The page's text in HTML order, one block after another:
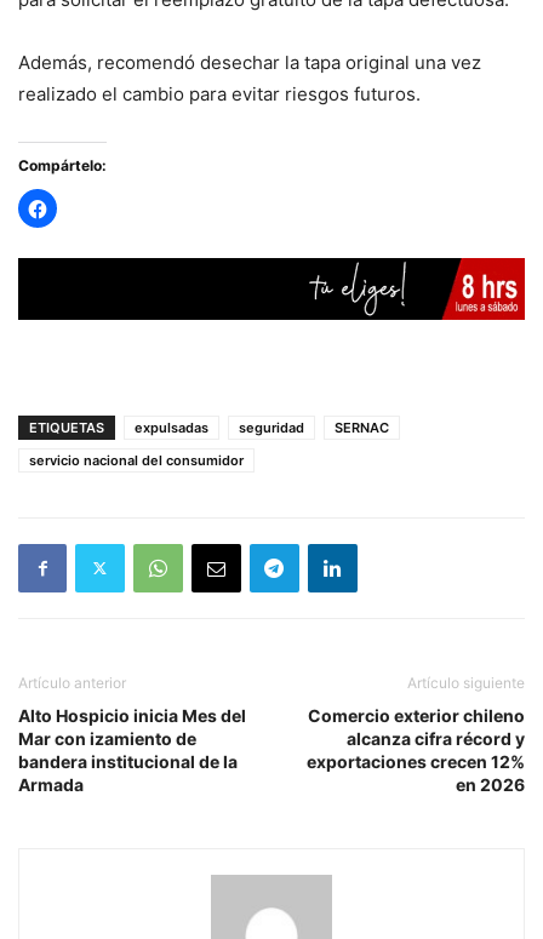
Además, recomendó desechar la tapa original una vez
realizado el cambio para evitar riesgos futuros.
Compártelo:
ETIQUETAS expulsadas seguridad
SERNAC
servicio nacional del consumidor
Artículo anterior
Alto Hospicio inicia Mes del
Mar con izamiento de
bandera institucional de la
Armada
Artículo siguiente
Comercio exterior chileno
alcanza cifra récord y
exportaciones crecen 12%
en 2026